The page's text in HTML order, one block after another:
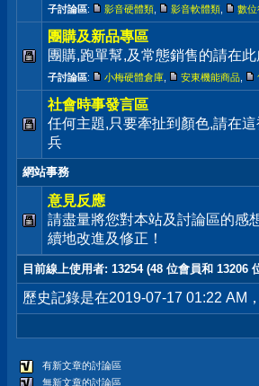
子討論區: 影音硬體類 影音軟體類 數位
團購及新品專區
團購,跑單幫,及常態銷售的請在
子討論區: 小梅硬體倉庫 安東機能商品
社會時事發言區
任何主題,只要牽扯到顏色,請在
兵
網站事務
意見反應
請盡量將您對本站及討論區的感
續地改進及修正！
目前線上使用者: 13254 (48 位會員和 13206
歷史記錄是在2019-07-17 01:22 AM
有新文章的討論區
無新文章的討論區